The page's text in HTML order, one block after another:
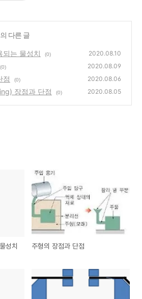
다른 글
되는 물성치 (0) 2020.08.10
(0) 2020.08.09
점 (0) 2020.08.06
장점과 단점 (0) 2020.08.05
성치 주형의 장점과 단점